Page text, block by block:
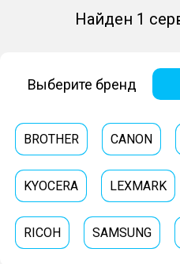
Найден 1
Выберите бренд
BROTHER CANON
KYOCERA LEXMARK
RICOH SAMSUNG